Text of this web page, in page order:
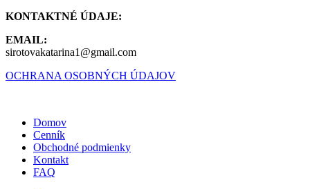
KONTAKTNÉ ÚDAJE:
EMAIL:
sirotovakatarina1@gmail.com
OCHRANA OSOBNÝCH ÚDAJOV
Domov
Cenník
Obchodné podmienky
Kontakt
FAQ